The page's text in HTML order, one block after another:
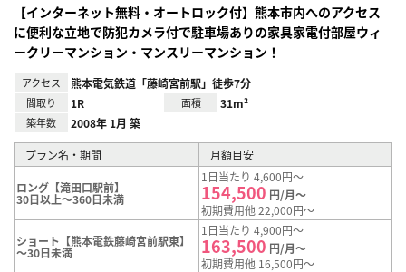
【インターネット無料・オートロック付】熊本市内へのアクセス
に便利な立地で防犯カメラ付で駐車場ありの家具家電付部屋ウィ
ークリーマンション・マンスリーマンション！
アクセス 熊本電気鉄道「藤崎宮前駅」徒歩7分
間取り 1R 面積 31m²
築年数 2008年 1月 築
プラン名・期間 月額目安
ロング【滝田口駅前】
30日以上～360日未満
1日当たり 4,600円～
154,500 円/月～
初期費用他 22,000円～
ショート【熊本電鉄藤崎宮前駅東】
～30日未満
1日当たり 4,900円～
163,500 円/月～
初期費用他 16,500円～